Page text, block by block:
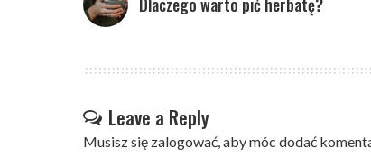
Dlaczego warto pić herbatę?
Leave a Reply
Musisz się zalogować, aby móc dodać